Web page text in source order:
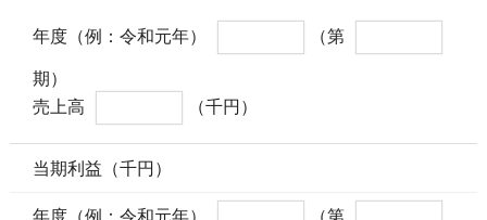
年度（例：令和元年）
（第
期）
売上高
（千円）
当期利益（千円）
年度（例：令和元年）
（第